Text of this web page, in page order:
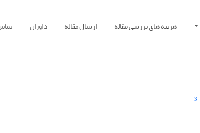
هزینه های بررسی مقاله ارسال مقاله داوران
3